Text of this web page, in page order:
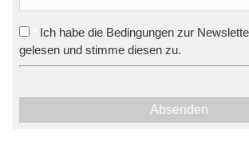
Ich habe die Bedingungen zur
gelesen und stimme diesen zu.
Absenden